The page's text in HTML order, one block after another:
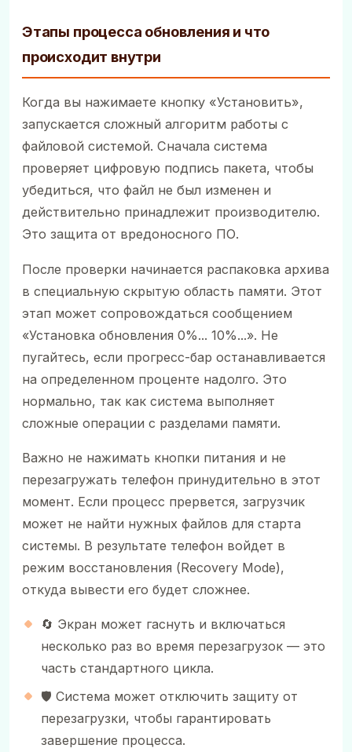
Этапы процесса обновления и что
происходит внутри
Когда вы нажимаете кнопку «Установить»,
запускается сложный алгоритм работы с
файловой системой. Сначала система
проверяет цифровую подпись пакета, чтобы
убедиться, что файл не был изменен и
действительно принадлежит производителю.
Это защита от вредоносного ПО.
После проверки начинается распаковка архива
в специальную скрытую область памяти. Этот
этап может сопровождаться сообщением
«Установка обновления 0%... 10%...». Не
пугайтесь, если прогресс-бар останавливается
на определенном проценте надолго. Это
нормально, так как система выполняет
сложные операции с разделами памяти.
Важно не нажимать кнопки питания и не
перезагружать телефон принудительно в этот
момент. Если процесс прервется, загрузчик
может не найти нужных файлов для старта
системы. В результате телефон войдет в
режим восстановления (Recovery Mode),
откуда вывести его будет сложнее.
🔄 Экран может гаснуть и включаться
несколько раз во время перезагрузок — это
часть стандартного цикла.
🛡️ Система может отключить защиту от
перезагрузки, чтобы гарантировать
завершение процесса.